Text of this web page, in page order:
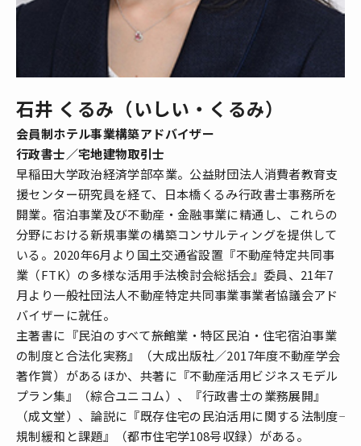
石井 くるみ（いしい・くるみ）
会員制ホテル事業構築アドバイザー
行政書士／宅地建物取引士
早稲田大学政治経済学部卒業。公益財団法人消費者教育支
援センター研究員を経て、日本橋くるみ行政書士事務所を
開業。宿泊事業及び不動産・金融事業に精通し、これらの
分野における新規事業の構築コンサルティングを提供して
いる。2020年6月より国土交通省設置『不動産特定共同事
業（FTK）の多様な活用手法検討会総括会』委員、21年7
月より一般社団法人不動産特定共同事業事業者協議会アド
バイザーに就任。
主著書に『民泊のすべて――旅館業・特区民泊・住宅宿泊事業
の制度と合法化実務』（大成出版社／2017年度不動産学会
著作賞）があるほか、共著に『不動産活用ビジネスモデル
プラン集』（綜合ユニコム）、『行政書士の業務展開』
（成文堂）、論説に『既存住宅の民泊活用に関する法制度――
規制緩和と課題』（都市住宅学108号収録）がある。